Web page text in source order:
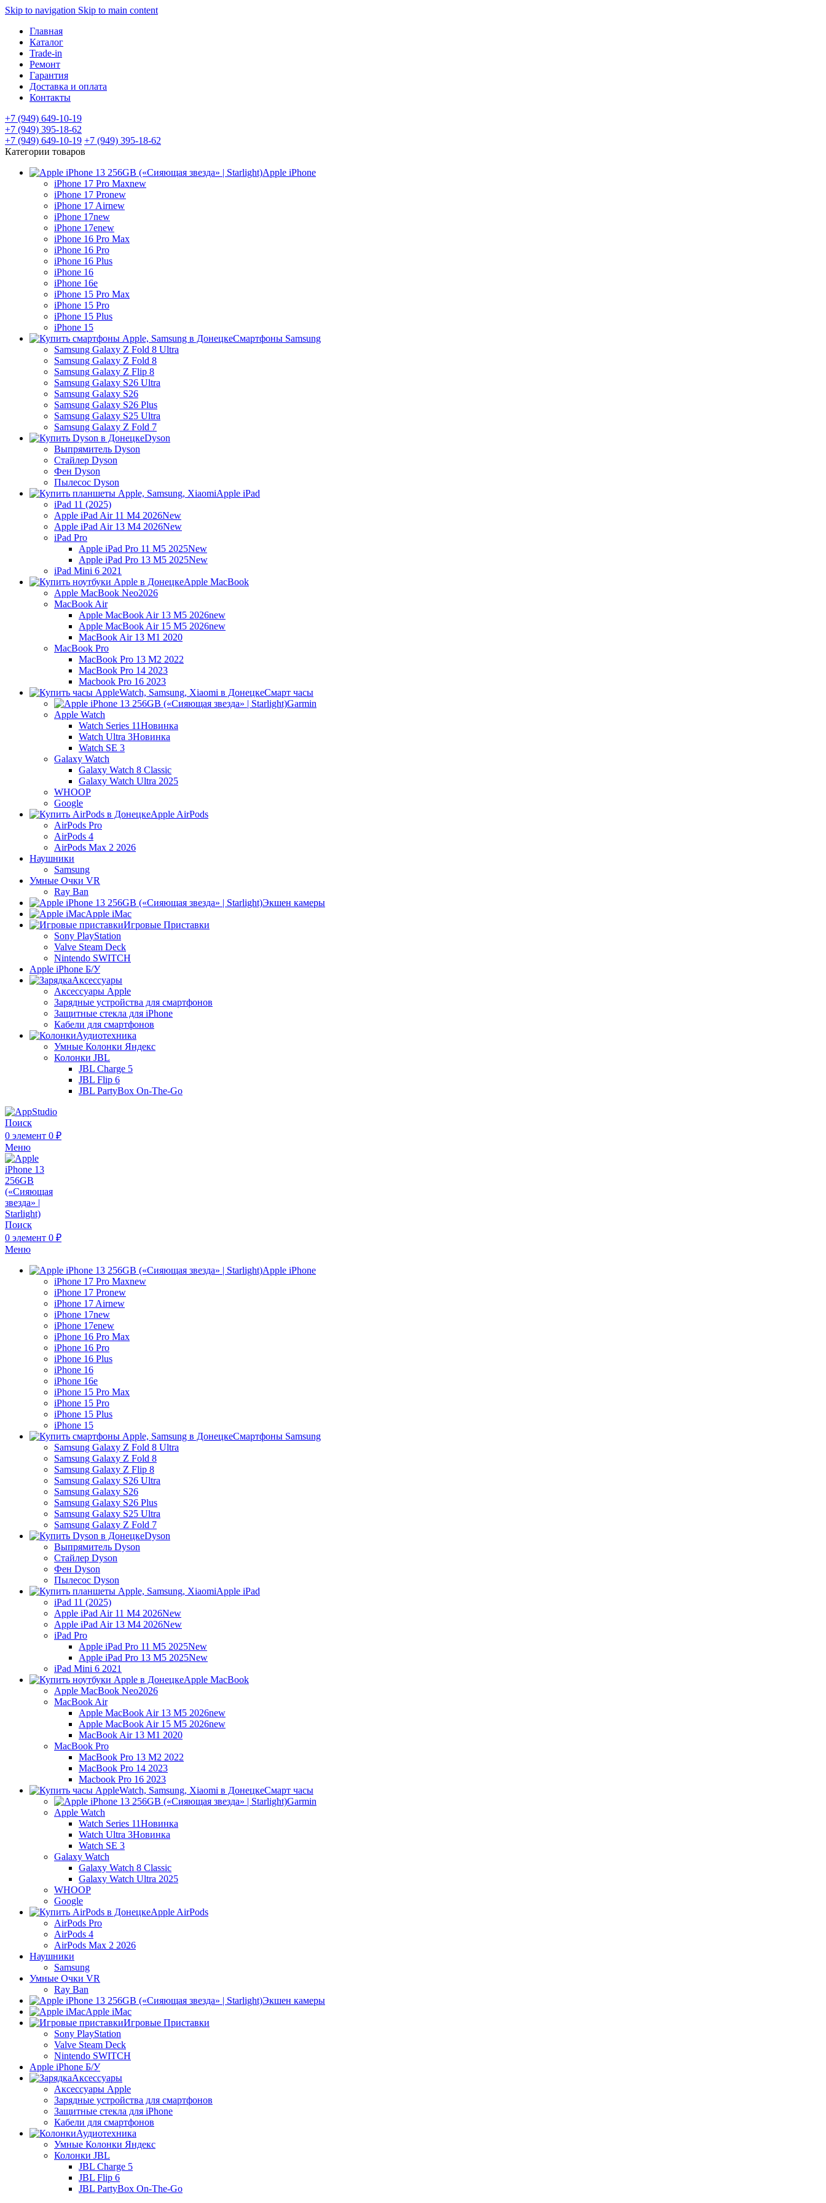
Skip to navigation Skip to main content
Главная
Каталог
Trade-in
Ремонт
Гарантия
Доставка и оплата
Контакты
+7 (949) 649-10-19
+7 (949) 395-18-62
+7 (949) 649-10-19 +7 (949) 395-18-62
Категории товаров
Apple iPhone
iPhone 17 Pro Maxnew
iPhone 17 Pronew
iPhone 17 Airnew
iPhone 17new
iPhone 17enew
iPhone 16 Pro Max
iPhone 16 Pro
iPhone 16 Plus
iPhone 16
iPhone 16e
iPhone 15 Pro Max
iPhone 15 Pro
iPhone 15 Plus
iPhone 15
Смартфоны Samsung
Samsung Galaxy Z Fold 8 Ultra
Samsung Galaxy Z Fold 8
Samsung Galaxy Z Flip 8
Samsung Galaxy S26 Ultra
Samsung Galaxy S26
Samsung Galaxy S26 Plus
Samsung Galaxy S25 Ultra
Samsung Galaxy Z Fold 7
Dyson
Выпрямитель Dyson
Стайлер Dyson
Фен Dyson
Пылесос Dyson
Apple iPad
iPad 11 (2025)
Apple iPad Air 11 M4 2026New
Apple iPad Air 13 M4 2026New
iPad Pro
Apple iPad Pro 11 M5 2025New
Apple iPad Pro 13 M5 2025New
iPad Mini 6 2021
Apple MacBook
Apple MacBook Neo2026
MacBook Air
Apple MacBook Air 13 M5 2026new
Apple MacBook Air 15 M5 2026new
MacBook Air 13 M1 2020
MacBook Pro
MacBook Pro 13 M2 2022
MacBook Pro 14 2023
Macbook Pro 16 2023
Смарт часы
Garmin
Apple Watch
Watch Series 11Новинка
Watch Ultra 3Новинка
Watch SE 3
Galaxy Watch
Galaxy Watch 8 Classic
Galaxy Watch Ultra 2025
WHOOP
Google
Apple AirPods
AirPods Pro
AirPods 4
AirPods Max 2 2026
Наушники
Samsung
Умные Очки VR
Ray Ban
Экшен камеры
Apple iMac
Игровые Приставки
Sony PlayStation
Valve Steam Deck
Nintendo SWITCH
Apple iPhone Б/У
Аксессуары
Аксессуары Apple
Зарядные устройства для смартфонов
Защитные стекла для iPhone
Кабели для смартфонов
Аудиотехника
Умные Колонки Яндекс
Колонки JBL
JBL Charge 5
JBL Flip 6
JBL PartyBox On-The-Go
Поиск
0 элемент 0 ₽
Меню
Поиск
0 элемент 0 ₽
Меню
Apple iPhone
iPhone 17 Pro Maxnew
iPhone 17 Pronew
iPhone 17 Airnew
iPhone 17new
iPhone 17enew
iPhone 16 Pro Max
iPhone 16 Pro
iPhone 16 Plus
iPhone 16
iPhone 16e
iPhone 15 Pro Max
iPhone 15 Pro
iPhone 15 Plus
iPhone 15
Смартфоны Samsung
Samsung Galaxy Z Fold 8 Ultra
Samsung Galaxy Z Fold 8
Samsung Galaxy Z Flip 8
Samsung Galaxy S26 Ultra
Samsung Galaxy S26
Samsung Galaxy S26 Plus
Samsung Galaxy S25 Ultra
Samsung Galaxy Z Fold 7
Dyson
Выпрямитель Dyson
Стайлер Dyson
Фен Dyson
Пылесос Dyson
Apple iPad
iPad 11 (2025)
Apple iPad Air 11 M4 2026New
Apple iPad Air 13 M4 2026New
iPad Pro
Apple iPad Pro 11 M5 2025New
Apple iPad Pro 13 M5 2025New
iPad Mini 6 2021
Apple MacBook
Apple MacBook Neo2026
MacBook Air
Apple MacBook Air 13 M5 2026new
Apple MacBook Air 15 M5 2026new
MacBook Air 13 M1 2020
MacBook Pro
MacBook Pro 13 M2 2022
MacBook Pro 14 2023
Macbook Pro 16 2023
Смарт часы
Garmin
Apple Watch
Watch Series 11Новинка
Watch Ultra 3Новинка
Watch SE 3
Galaxy Watch
Galaxy Watch 8 Classic
Galaxy Watch Ultra 2025
WHOOP
Google
Apple AirPods
AirPods Pro
AirPods 4
AirPods Max 2 2026
Наушники
Samsung
Умные Очки VR
Ray Ban
Экшен камеры
Apple iMac
Игровые Приставки
Sony PlayStation
Valve Steam Deck
Nintendo SWITCH
Apple iPhone Б/У
Аксессуары
Аксессуары Apple
Зарядные устройства для смартфонов
Защитные стекла для iPhone
Кабели для смартфонов
Аудиотехника
Умные Колонки Яндекс
Колонки JBL
JBL Charge 5
JBL Flip 6
JBL PartyBox On-The-Go